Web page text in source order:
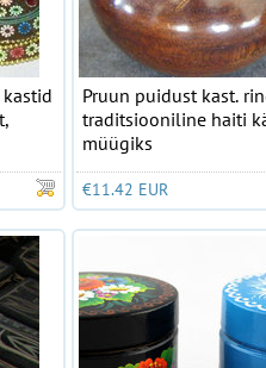
Pruun puidust kast.
traditsiooniline haiti
müügiks
€11.42 EUR